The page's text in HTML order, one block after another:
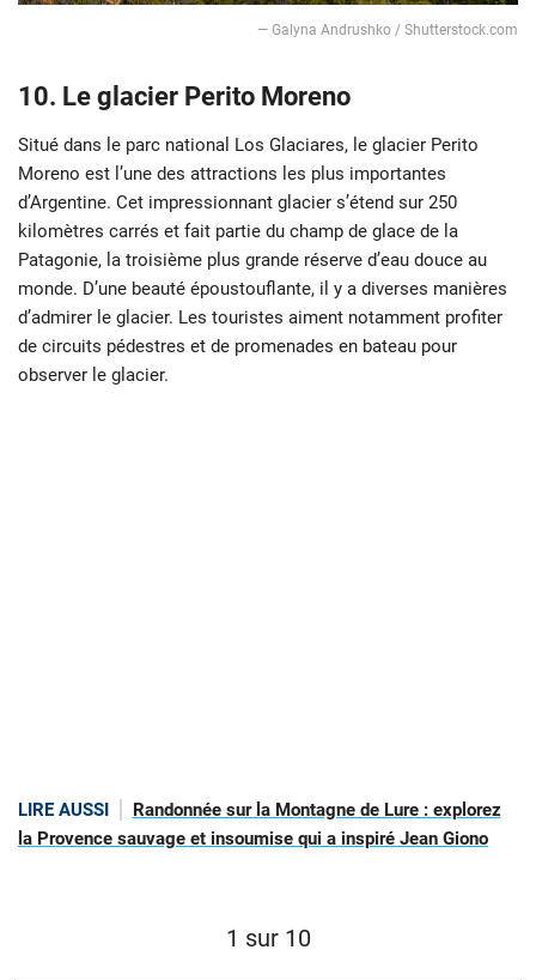
— Galyna Andrushko / Shutterstock.com
10. Le glacier Perito Moreno
Situé dans le parc national Los Glaciares, le glacier Perito
Moreno est l’une des attractions les plus importantes
d’Argentine. Cet impressionnant glacier s’étend sur 250
kilomètres carrés et fait partie du champ de glace de la
Patagonie, la troisième plus grande réserve d’eau douce au
monde. D’une beauté époustouflante, il y a diverses manières
d’admirer le glacier. Les touristes aiment notamment profiter
de circuits pédestres et de promenades en bateau pour
observer le glacier.
LIRE AUSSI
Randonnée sur la Montagne de Lure : explorez
la Provence sauvage et insoumise qui a inspiré Jean Giono
1 sur 10